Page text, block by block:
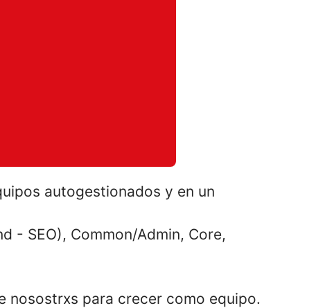
autogestionados y en un
- SEO), Common/Admin, Core,
nosostrxs para crecer como equipo.